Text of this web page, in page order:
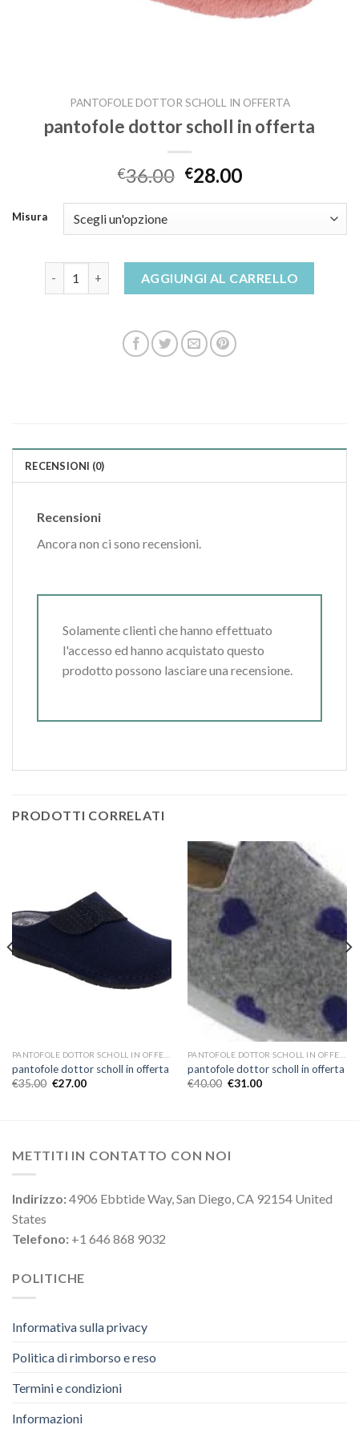
PANTOFOLE DOTTOR SCHOLL IN OFFERTA
pantofole dottor scholl in offerta
€36.00 €28.00
Misura
AGGIUNGI AL CARRELLO
RECENSIONI (0)
Recensioni
Ancora non ci sono recensioni.
Solamente clienti che hanno effettuato
l'accesso ed hanno acquistato questo
prodotto possono lasciare una recensione.
PRODOTTI CORRELATI
pantofole dottor scholl in offerta
€35.00 €27.00
pantofole dottor scholl in offerta
€40.00 €31.00
METTITI IN CONTATTO CON NOI
Indirizzo:4906 Ebbtide Way, San Diego, CA 92154 United
States
Telefono: +1 646 868 9032
POLITICHE
Informativa sulla privacy
Politica di rimborso e reso
Termini e condizioni
Informazioni